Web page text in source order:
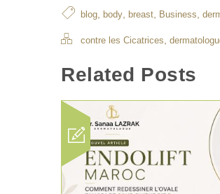
blog body breast Business
contre les Cicatrices
Related Posts